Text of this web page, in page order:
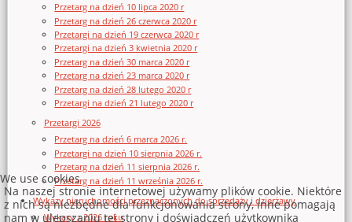
Przetarg na dzień 10 lipca 2020 r
Przetarg na dzień 26 czerwca 2020 r
Przetargi na dzień 19 czerwca 2020 r
Przetargi na dzień 3 kwietnia 2020 r
Przetarg na dzień 30 marca 2020 r
Przetarg na dzień 23 marca 2020 r
Przetarg na dzień 28 lutego 2020 r
Przetargi na dzień 21 lutego 2020 r
Przetargi 2026
Przetarg na dzień 6 marca 2026 r.
Przetargi na dzień 10 sierpnia 2026 r.
Przetarg na dzień 11 sierpnia 2026 r.
Przetarg na dzień 11 września 2026 r.
Wykazy nieruchomości przeznaczonych do sprzedaży i dzierżawy
Wykazy z 2026 roku
We use cookies
Na naszej stronie internetowej używamy plików cookie. Niektóre
z nich są niezbędne dla funkcjonowania strony, inne pomagają
nam w ulepszaniu tej strony i doświadczeń użytkownika